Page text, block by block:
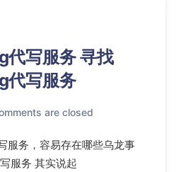
写服务 寻找
写服务
are closed
服务，容易存在哪些乌龙事
服务 其实说起